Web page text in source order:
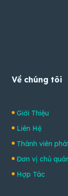
Về chúng tôi
Giới Thiệu
Liên Hệ
Thành viên
Đơn vị chủ
Hợp Tác